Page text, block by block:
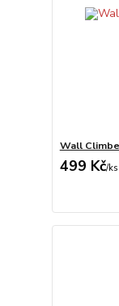
Wall
499 Kč/ks